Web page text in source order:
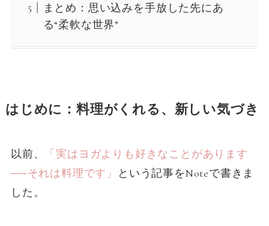
まとめ：思い込みを手放した先にあ
る“柔軟な世界”
はじめに：料理がくれる、新しい気づき
以前、
「実はヨガよりも好きなことがあります
──それは料理です」
という記事をNoteで書きま
した。